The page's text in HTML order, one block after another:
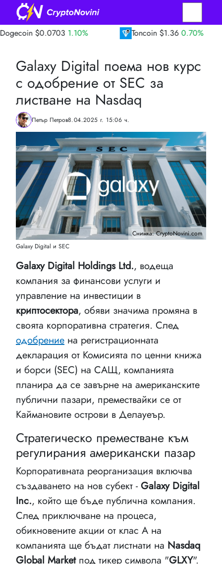
$0.0703 1.10% Toncoin $1.36 0.70%
Galaxy Digital поема нов курс
с одобрение от SEC за
листване на Nasdaq
Петър Петров8.04.2025 г. 15:06 ч.
Снимка: CryptoNovini.com
Galaxy Digital и SEC
Galaxy Digital Holdings Ltd., водеща
компания за финансови услуги и
управление на инвестиции в
криптосектора, обяви значима промяна в
своята корпоративна стратегия. След
одобрение на регистрационната
декларация от Комисията по ценни книжа
и борси (SEC) на САЩ, компанията
планира да се завърне на американските
публични пазари, премествайки се от
Каймановите острови в Делауеър.
Стратегическо преместване към
регулирания американски пазар
Корпоративната реорганизация включва
създаването на нов субект - Galaxy Digital
Inc., който ще бъде публична компания.
След приключване на процеса,
обикновените акции от клас А на
компанията ще бъдат листнати на Nasdaq
Global Marketпод тикер символа "GLXY".